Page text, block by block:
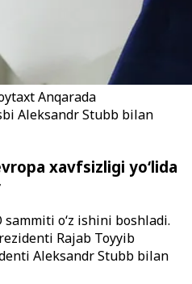
Anqarada
Aleksandr Stubb bilan
xavfsizligi yo‘lida
o‘z ishini boshladi.
Rajab Toyyib
Aleksandr Stubb bilan